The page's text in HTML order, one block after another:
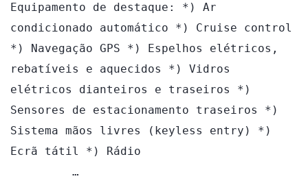
Equipamento de destaque: *) Ar
condicionado automático *) Cruise control
*) Navegação GPS *) Espelhos elétricos,
rebatíveis e aquecidos *) Vidros
elétricos dianteiros e traseiros *)
Sensores de estacionamento traseiros *)
Sistema mãos livres (keyless entry) *)
Ecrã tátil *) Rádio
…